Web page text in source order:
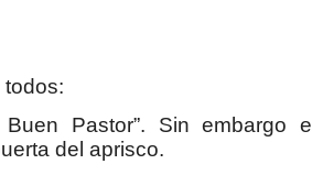
Pastor”. Sin embargo el
del aprisco.